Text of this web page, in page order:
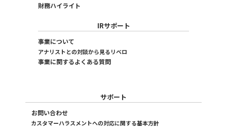
財務ハイライト
IRサポート
事業について
アナリストとの対談から見るリベロ
事業に関するよくある質問
サポート
お問い合わせ
カスタマーハラスメントへの対応に関する基本方針